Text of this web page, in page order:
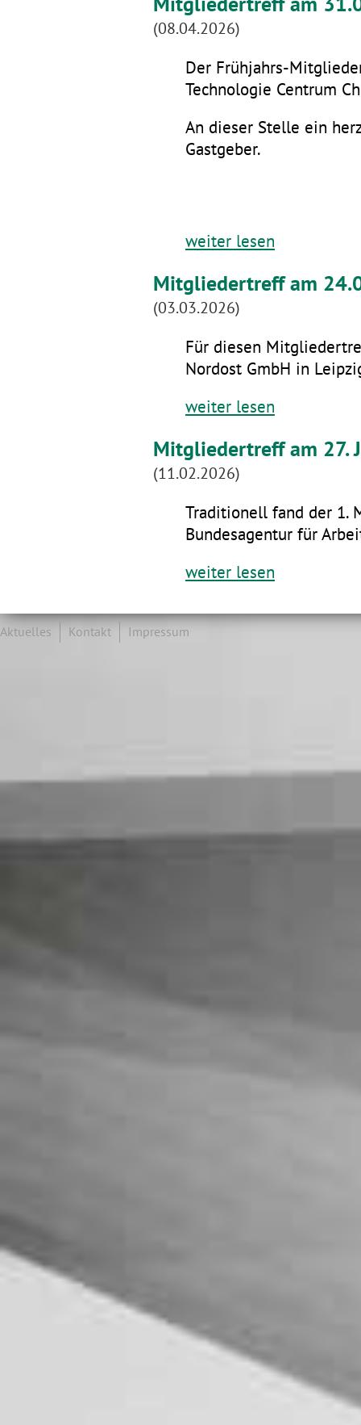
(08.04.2026)
Der Frühjahrs-
Technologie Centrum
An dieser Stelle ein
Gastgeber.
weiter lesen
Mitgliedertreff am
(03.03.2026)
Für diesen
Nordost GmbH in
weiter lesen
Mitgliedertreff am 27.
(11.02.2026)
Traditionell fand der 1.
Bundesagentur für
weiter lesen
Aktuelles Kontakt Impressum